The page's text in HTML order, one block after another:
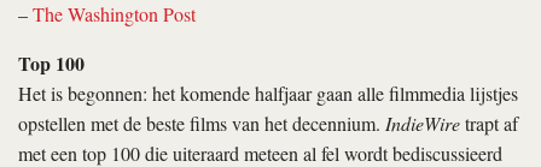
–The Washington Post
Top 100
Het is begonnen: het komende halfjaar gaan alle filmmedia lijstjes
opstellen met de beste films van het decennium. IndieWiretrapt af
met een top 100 die uiteraard meteen al fel wordt bediscussieerd